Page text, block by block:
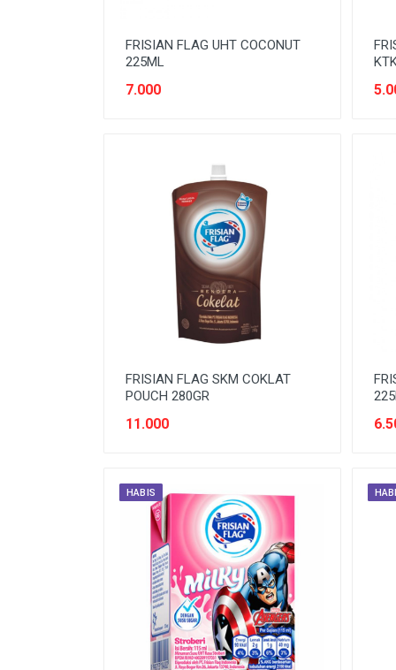
ORAL CARE
PASTA
PERAWATAN DAPUR
PERAWATAN PAKAIAN
PERAWATAN RUMAH
PERAWATAN SEPATU & TAS
PERAWAWATAN MOBIL DAN
SIRUP
SUSU
Tanpa Kategori
TEPUNG
TITIPAN
FRISIAN FLAG UHT COCONUT
225ML
7.000
FRISIAN FLAG SKM COKLAT
POUCH 280GR
11.000
HABIS